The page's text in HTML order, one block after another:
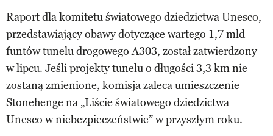
Raport dla komitetu światowego dziedzictwa Unesco,
przedstawiający obawy dotyczące wartego 1,7 mld
funtów tunelu drogowego A303, został zatwierdzony
w lipcu. Jeśli projekty tunelu o długości 3,3 km nie
zostaną zmienione, komisja zaleca umieszczenie
Stonehenge na „Liście światowego dziedzictwa
Unesco w niebezpieczeństwie” w przyszłym roku.